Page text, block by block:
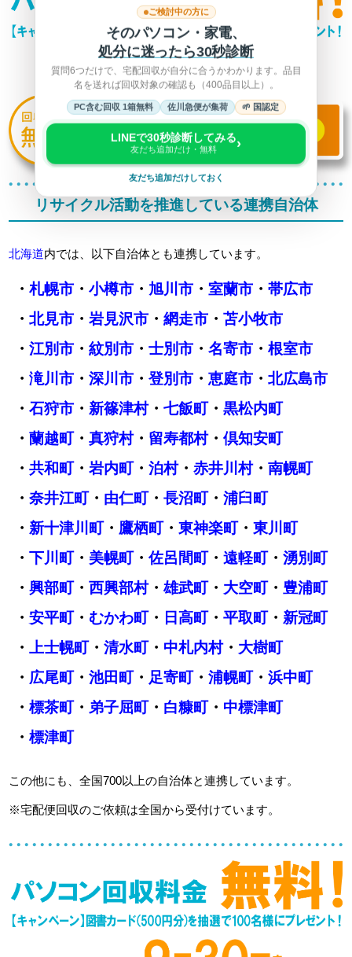
リサイクル活動を推進している連携自治体
北海道内では、以下自治体とも連携しています。
・ 札幌市・ 小樽市・ 旭川市・ 室蘭市・ 帯広市
・ 北見市・ 岩見沢市・ 網走市・ 苫小牧市
・ 江別市・ 紋別市・ 士別市・ 名寄市・ 根室市
・ 滝川市・ 深川市・ 登別市・ 恵庭市・ 北広島市
・ 石狩市・ 新篠津村・ 七飯町・ 黒松内町
・ 蘭越町・ 真狩村・ 留寿都村・ 倶知安町
・ 共和町・ 岩内町・ 泊村・ 赤井川村・ 南幌町
・ 奈井江町・ 由仁町・ 長沼町・ 浦臼町
・ 新十津川町・ 鷹栖町・ 東神楽町・ 東川町
・ 下川町・ 美幌町・ 佐呂間町・ 遠軽町・ 湧別町
・ 興部町・ 西興部村・雄武町・ 大空町・ 豊浦町
・ 安平町・ むかわ町・ 日高町・ 平取町・ 新冠町
・ 上士幌町・ 清水町・ 中札内村・ 大樹町
・ 広尾町・ 池田町・ 足寄町・ 浦幌町・ 浜中町
・ 標茶町・ 弟子屈町・ 白糠町・ 中標津町
・ 標津町
この他にも、全国700以上の自治体と連携しています。
※宅配便回収のご依頼は全国から受付けています。
ご検討中の方に
そのパソコン・家電、
処分に迷ったら30秒診断
質問6つだけで、宅配回収が自分に合うかわかります。品目
名を送れば回収対象の確認も（400品目以上）。
PC含む回収 1箱無料 佐川急便が集荷 🌱 国認定
LINEで30秒診断してみる
友だち追加だけ・無料 ›
友だち追加だけしておく